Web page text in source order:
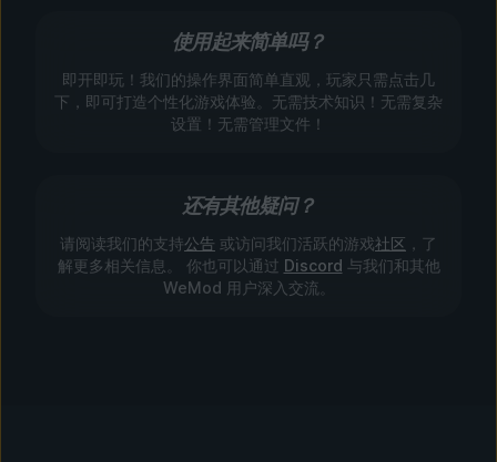
使用起来简单吗？
即开即玩！我们的操作界面简单直观，玩家只需点击几
下，即可打造个性化游戏体验。无需技术知识！无需复杂
设置！无需管理文件！
还有其他疑问？
请阅读我们的支持公告 或访问我们活跃的游戏社区 ，了
解更多相关信息。 你也可以通过 Discord 与我们和其他
WeMod 用户深入交流。